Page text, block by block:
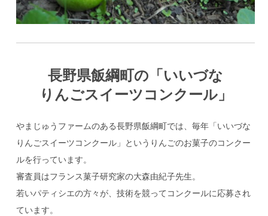
長野県飯綱町の「いいづな
りんごスイーツコンクール」
やまじゅうファームのある長野県飯綱町では、毎年「いいづな
りんごスイーツコンクール」というりんごのお菓子のコンクー
ルを行っています。
審査員はフランス菓子研究家の大森由紀子先生。
若いパティシエの方々が、技術を競ってコンクールに応募され
ています。